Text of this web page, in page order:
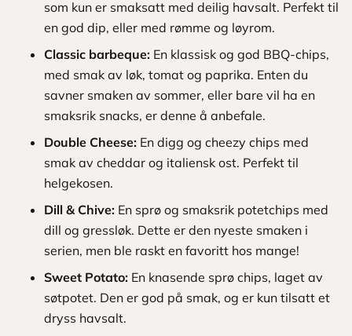
som kun er smaksatt med deilig havsalt. Perfekt til
en god dip, eller med rømme og løyrom.
Classic barbeque: En klassisk og god BBQ-chips,
med smak av løk, tomat og paprika. Enten du
savner smaken av sommer, eller bare vil ha en
smaksrik snacks, er denne å anbefale.
Double Cheese: En digg og cheezy chips med
smak av cheddar og italiensk ost. Perfekt til
helgekosen.
Dill & Chive: En sprø og smaksrik potetchips med
dill og gressløk. Dette er den nyeste smaken i
serien, men ble raskt en favoritt hos mange!
Sweet Potato: En knasende sprø chips, laget av
søtpotet. Den er god på smak, og er kun tilsatt et
dryss havsalt.